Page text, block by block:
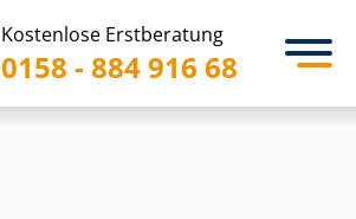
Kostenlose Erstberatung
0158 - 884 916 68